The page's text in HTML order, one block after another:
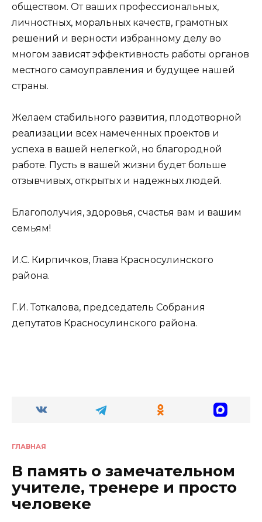
обществом. От ваших профессиональных,
личностных, моральных качеств, грамотных
решений и верности избранному делу во
многом зависят эффективность работы органов
местного самоуправления и будущее нашей
страны.
Желаем стабильного развития, плодотворной
реализации всех намеченных проектов и
успеха в вашей нелегкой, но благородной
работе. Пусть в вашей жизни будет больше
отзывчивых, открытых и надежных людей.
Благополучия, здоровья, счастья вам и вашим
семьям!
И.С. Кирпичков, Глава Красносулинского
района.
Г.И. Тоткалова, председатель Собрания
депутатов Красносулинского района.
ГЛАВНАЯ
В память о замечательном
учителе, тренере и просто
человеке